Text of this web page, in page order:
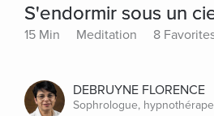
S'endormir sous un
15 Min Meditation 8
DEBRUYNE FLORENCE
Sophrologue,